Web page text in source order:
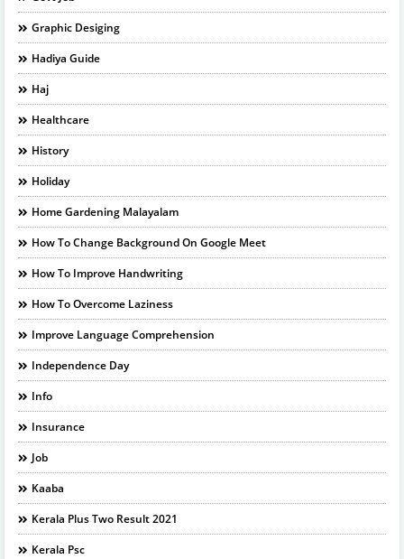
Graphic Desiging
Hadiya Guide
Haj
Healthcare
History
Holiday
Home Gardening Malayalam
How To Change Background On Google Meet
How To Improve Handwriting
How To Overcome Laziness
Improve Language Comprehension
Independence Day
Info
Insurance
Job
Kaaba
Kerala Plus Two Result 2021
Kerala Psc